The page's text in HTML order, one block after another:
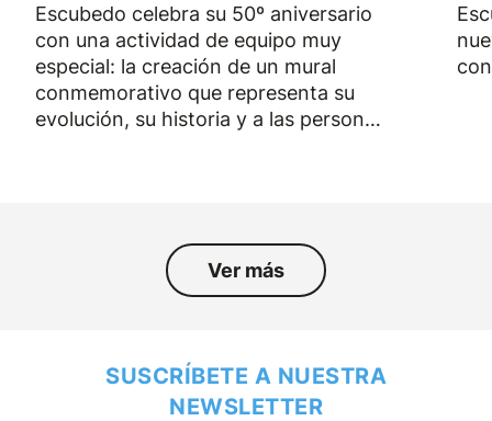
Escubedo celebra su 50º aniversario
con una actividad de equipo muy
especial: la creación de un mural
conmemorativo que representa su
evolución, su historia y a las personas
Ver más
SUSCRÍBETE A NUESTRA
NEWSLETTER